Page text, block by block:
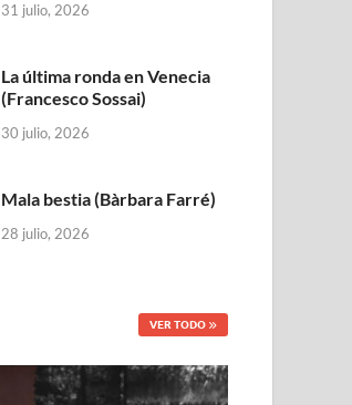
31 julio, 2026
La última ronda en Venecia
(Francesco Sossai)
30 julio, 2026
Mala bestia (Bàrbara Farré)
28 julio, 2026
VER TODO